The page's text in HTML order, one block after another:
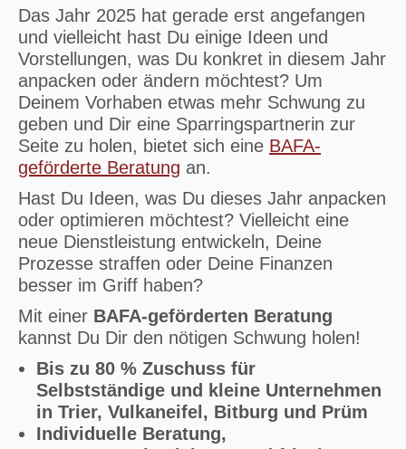
Das Jahr 2025 hat gerade erst angefangen
und vielleicht hast Du einige Ideen und
Vorstellungen, was Du konkret in diesem Jahr
anpacken oder ändern möchtest? Um
Deinem Vorhaben etwas mehr Schwung zu
geben und Dir eine Sparringspartnerin zur
Seite zu holen, bietet sich eine BAFA-
geförderte Beratung an.
Hast Du Ideen, was Du dieses Jahr anpacken
oder optimieren möchtest? Vielleicht eine
neue Dienstleistung entwickeln, Deine
Prozesse straffen oder Deine Finanzen
besser im Griff haben?
Mit einer BAFA-geförderten Beratung
kannst Du Dir den nötigen Schwung holen!
Bis zu 80 % Zuschuss für
Selbstständige und kleine Unternehmen
in Trier, Vulkaneifel, Bitburg und Prüm
Individuelle Beratung,